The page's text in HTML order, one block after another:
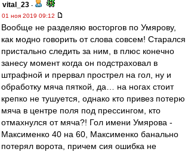
vital_23 -
01 ноя 2019 09:12
Вообще не разделяю восторгов по Умярову,
как модно говорить от слова совсем! Старался
пристально следить за ним, в плюс конечно
занесу момент когда он подстраховал в
штрафной и прервал прострел на гол, ну и
обработку мяча пяткой, да… на ногах стоит
крепко не тушуется, однако кто привез потерю
мяча в центре поля под прессингом, кто
отмахнулся от мяча?! Гол имени Умярова -
Максименко 40 на 60, Максименко банально
потерял ворота, причем сия ошибка не